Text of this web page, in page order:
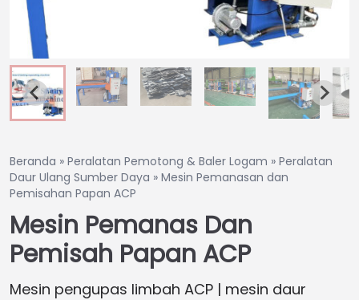
Beranda » Peralatan Pemotong & Baler Logam » Peralatan
Daur Ulang Sumber Daya » Mesin Pemanasan dan
Pemisahan Papan ACP
Mesin Pemanas Dan
Pemisah Papan ACP
Mesin pengupas limbah ACP | mesin daur